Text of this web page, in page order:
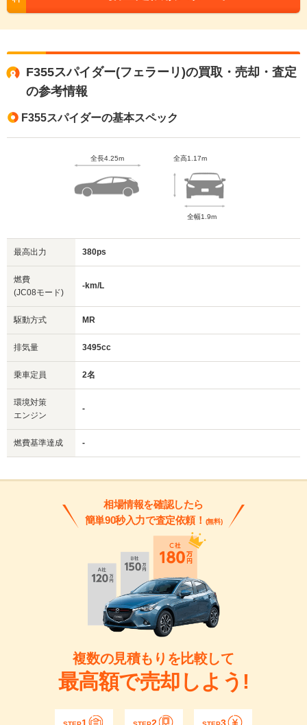
F355スパイダー(フェラーリ)の買取・売却・査定
の参考情報
F355スパイダーの基本スペック
全長4.25m 全高1.17m
全幅1.9m
最高出力 380ps
燃費
(JC08モード)
-km/L
駆動方式 MR
排気量 3495cc
乗車定員 2名
環境対策
エンジン
-
燃費基準達成 -
相場情報を確認したら
簡単90秒入力で査定依頼！ (無料)
複数の見積もりを比較して
最高額で売却しよう!
1 2 3